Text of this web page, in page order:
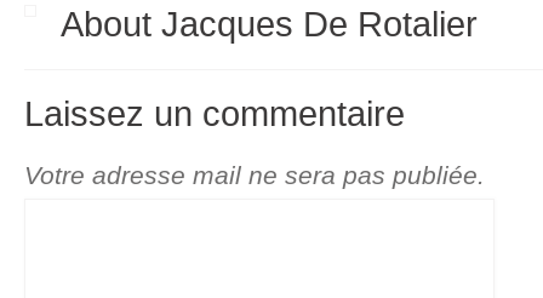
About Jacques De Rotalier
Laissez un commentaire
Votre adresse mail ne sera pas publiée.